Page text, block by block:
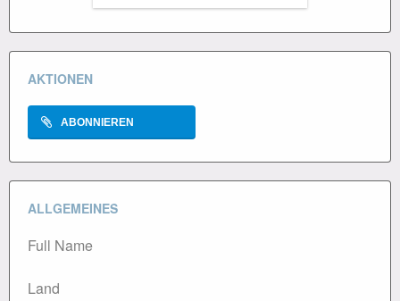
AKTIONEN
ABONNIEREN
ALLGEMEINES
Full Name
Land